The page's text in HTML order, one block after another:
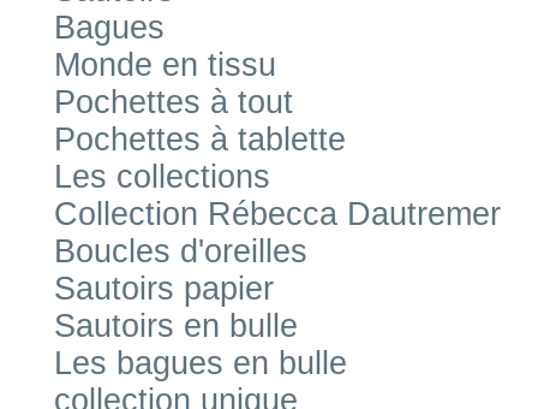
Bagues
Monde en tissu
Pochettes à tout
Pochettes à tablette
Les collections
Collection Rébecca Dautremer
Boucles d'oreilles
Sautoirs papier
Sautoirs en bulle
Les bagues en bulle
collection unique